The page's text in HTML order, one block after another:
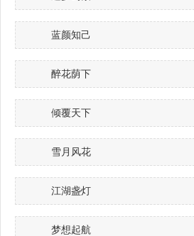
蓝颜知己
醉花荫下
倾覆天下
雪月风花
江湖盏灯
梦想起航